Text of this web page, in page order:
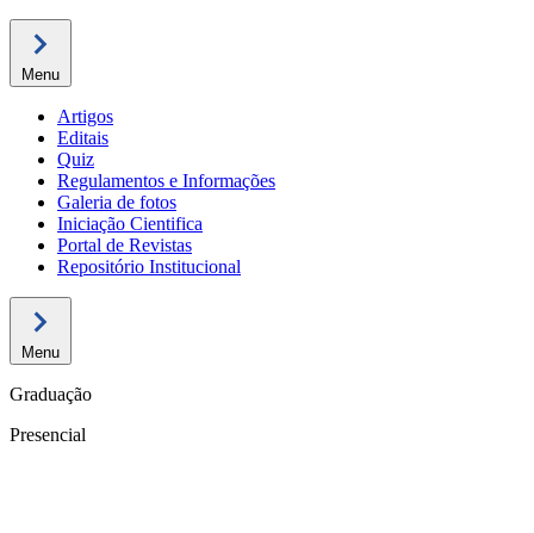
Menu
Artigos
Editais
Quiz
Regulamentos e Informações
Galeria de fotos
Iniciação Cientifica
Portal de Revistas
Repositório Institucional
Menu
Graduação
Presencial